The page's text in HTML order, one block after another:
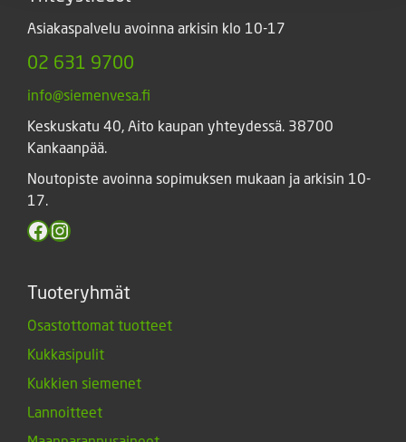
Asiakaspalvelu avoinna arkisin klo 10-17
02 631 9700
info@siemenvesa.fi
Keskuskatu 40, Aito kaupan yhteydessä. 38700
Kankaanpää.
Noutopiste avoinna sopimuksen mukaan ja arkisin 10-
17.
Facebook
Instagram
Tuoteryhmät
Osastottomat tuotteet
Kukkasipulit
Kukkien siemenet
Lannoitteet